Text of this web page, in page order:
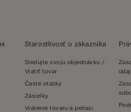
Starostlivosť o zákazníka
Sledujte svoju objednávku /
Vrátiť tovar
Časté otázky
Zásielky
Vrátenie tovaru a peňazí